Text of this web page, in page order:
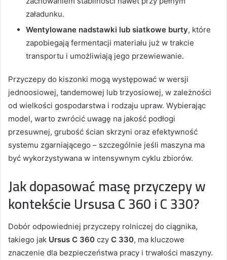
załadunku.
Wentylowane nadstawki lub siatkowe burty, które
zapobiegają fermentacji materiału już w trakcie
transportu i umożliwiają jego przewiewanie.
Przyczepy do kiszonki mogą występować w wersji
jednoosiowej, tandemowej lub trzyosiowej, w zależności
od wielkości gospodarstwa i rodzaju upraw. Wybierając
model, warto zwrócić uwagę na jakość podłogi
przesuwnej, grubość ścian skrzyni oraz efektywność
systemu zgarniającego – szczególnie jeśli maszyna ma
być wykorzystywana w intensywnym cyklu zbiorów.
Jak dopasować masę przyczepy w
kontekście Ursusa C 360 i C 330?
Dobór odpowiedniej przyczepy rolniczej do ciągnika,
takiego jak Ursus C 360 czy C 330, ma kluczowe
znaczenie dla bezpieczeństwa pracy i trwałości maszyny.